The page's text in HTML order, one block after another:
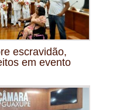
escravidão,
em evento